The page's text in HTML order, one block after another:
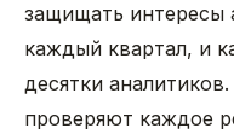
защищать интересы
каждый квартал, и
десятки
проверяют каждое